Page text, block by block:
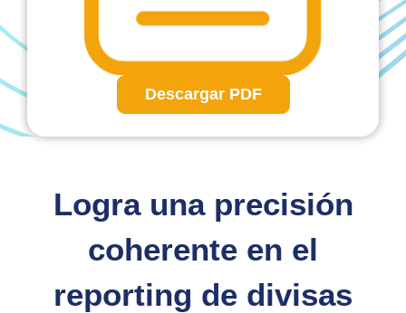
Descargar PDF
Logra una precisión
coherente en el
reporting de divisas